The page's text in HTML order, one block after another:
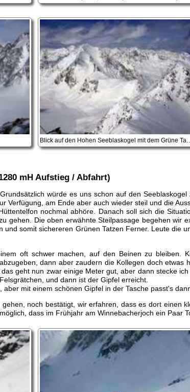
Blick auf den Hohen
mH Aufstieg / Abfahrt)
würde es uns schon auf den
am Ende aber auch wieder steil und die
nochmal abhöre. Danach soll sich die
gehen. Die oben erwähnte Steilpassage begehen wir
somit sichereren Grünen Tatzen Ferner. Leute die
oft schwer machen, auf den Beinen zu bleiben.
dann aber zaudern die Kollegen doch etwas
geht nun zwar einige Meter gut, aber dann stecke
und dann ist der Gipfel erreicht.
mit einem schönen Gipfel in der Tasche passt's
noch bestätigt, wir erfahren, dass es dort einen
dass im Frühjahr am Winnebacherjoch ein Paar